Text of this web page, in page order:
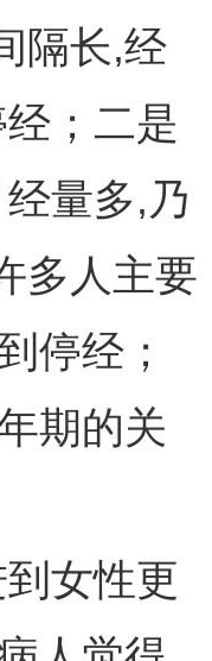
隔长,经
；二是
量多,乃
多人主要
停经；
期的关
女性更